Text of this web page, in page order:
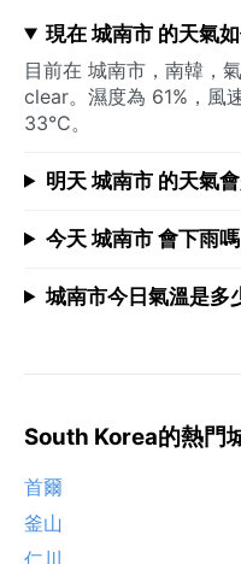
現在 城南市 的天氣如
目前在 城南市，南韓，
clear。濕度為 61%，風
33°C。
明天 城南市 的天氣
今天 城南市 會下雨嗎
城南市今日氣溫是多
South Korea的熱門
首爾
釜山